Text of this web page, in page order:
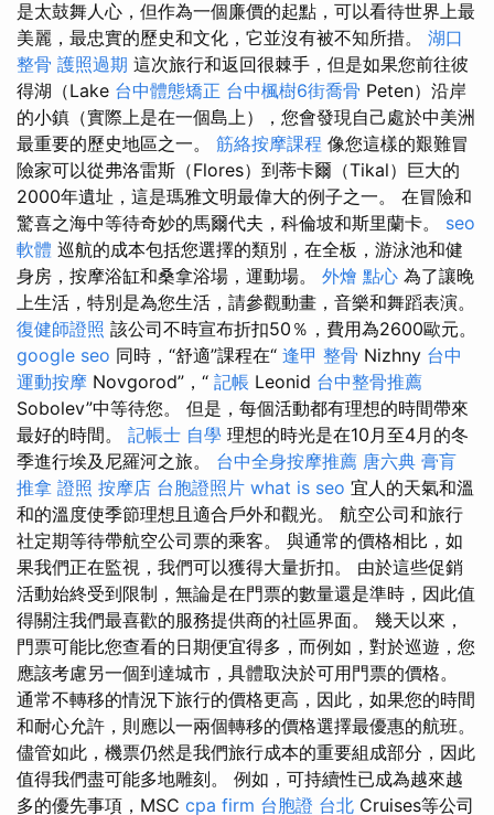
是太鼓舞人心，但作為一個廉價的起點，可以看待世界上最
美麗，最忠實的歷史和文化，它並沒有被不知所措。 湖口
整骨 護照過期 這次旅行和返回很棘手，但是如果您前往彼
得湖（Lake 台中體態矯正 台中楓樹6街喬骨 Peten）沿岸
的小鎮（實際上是在一個島上），您會發現自己處於中美洲
最重要的歷史地區之一。 筋絡按摩課程 像您這樣的艱難冒
險家可以從弗洛雷斯（Flores）到蒂卡爾（Tikal）巨大的
2000年遺址，這是瑪雅文明最偉大的例子之一。 在冒險和
驚喜之海中等待奇妙的馬爾代夫，科倫坡和斯里蘭卡。 seo
軟體 巡航的成本包括您選擇的類別，在全板，游泳池和健
身房，按摩浴缸和桑拿浴場，運動場。 外燴 點心 為了讓晚
上生活，特別是為您生活，請參觀動畫，音樂和舞蹈表演。
復健師證照 該公司不時宣布折扣50％，費用為2600歐元。
google seo 同時，“舒適”課程在“ 逢甲 整骨 Nizhny 台中
運動按摩 Novgorod”，“ 記帳 Leonid 台中整骨推薦
Sobolev”中等待您。 但是，每個活動都有理想的時間帶來
最好的時間。 記帳士 自學 理想的時光是在10月至4月的冬
季進行埃及尼羅河之旅。 台中全身按摩推薦 唐六典 膏肓
推拿 證照 按摩店 台胞證照片 what is seo 宜人的天氣和溫
和的溫度使季節理想且適合戶外和觀光。 航空公司和旅行
社定期等待帶航空公司票的乘客。 與通常的價格相比，如
果我們正在監視，我們可以獲得大量折扣。 由於這些促銷
活動始終受到限制，無論是在門票的數量還是準時，因此值
得關注我們最喜歡的服務提供商的社區界面。 幾天以來，
門票可能比您查看的日期便宜得多，而例如，對於巡遊，您
應該考慮另一個到達城市，具體取決於可用門票的價格。
通常不轉移的情況下旅行的價格更高，因此，如果您的時間
和耐心允許，則應以一兩個轉移的價格選擇最優惠的航班。
儘管如此，機票仍然是我們旅行成本的重要組成部分，因此
值得我們盡可能多地雕刻。 例如，可持續性已成為越來越
多的優先事項，MSC cpa firm 台胞證 台北 Cruises等公司